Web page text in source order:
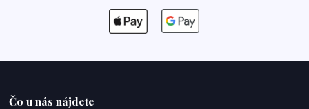
Čo u nás nájdete